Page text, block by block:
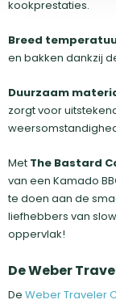
kookprestaties.
Breed
en bakken dankzij
Duurzaam
zorgt voor
Met The Bastard
van een Kamado
te doen aan de
liefhebbers van
oppervlak!
De Weber
De Weber Traveler